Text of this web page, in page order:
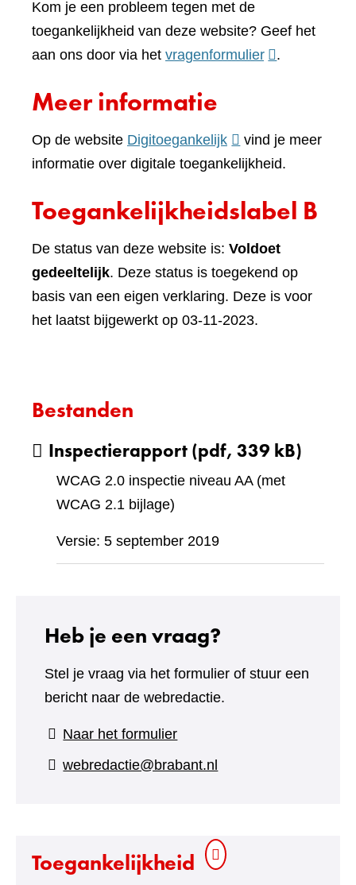
Kom je een probleem tegen met de
toegankelijkheid van deze website? Geef het
aan ons door via het vragenformulier(verwijst
website)
.
Meer informatie
Op de website Digitoegankelijk(verwijst
naar
andere
vind je meer
informatie over digitale toegankelijkheid.
Toegankelijkheidslabel B
De status van deze website is: Voldoet
gedeeltelijk. Deze status is toegekend op
basis van een eigen verklaring. Deze is voor
het laatst bijgewerkt op 03-11-2023.
Bestanden
Inspectierapport(pdf, 339 kB)
WCAG 2.0 inspectie niveau AA (met
WCAG 2.1 bijlage)
Versie: 5 september 2019
Heb je een vraag?
Stel je vraag via het formulier of stuur een
bericht naar de webredactie.
Naar het formulier(verwijst
naar
webredactie@brabant.nl
Toegankelijkheid